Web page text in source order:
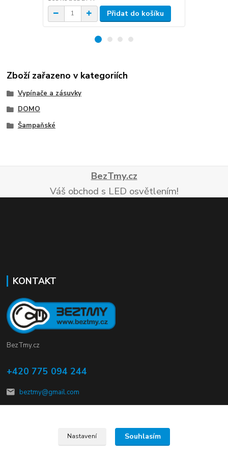
Přidat do košíku
Zboží zařazeno v kategoriích
Vypínače a zásuvky
DOMO
Šampaňské
BezTmy.cz
Váš obchod s LED osvětlením!
KONTAKT
BezTmy.cz
+420 775 094 244
beztmy@gmail.com
Nastavení Souhlasím